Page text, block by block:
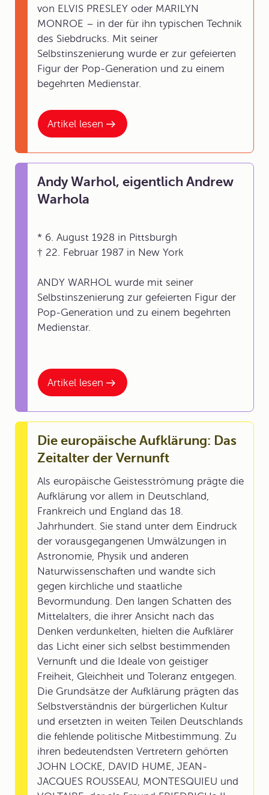
Artikel lesen
von ELVIS PRESLEY oder MARILYN
MONROE – in der für ihn typischen Technik
des Siebdrucks. Mit seiner
Selbstinszenierung wurde er zur gefeierten
Figur der Pop-Generation und zu einem
begehrten Medienstar.
Artikel lesen
Andy Warhol, eigentlich Andrew
Warhola
* 6. August 1928 in Pittsburgh
† 22. Februar 1987 in New York
ANDY WARHOL wurde mit seiner
Selbstinszenierung zur gefeierten Figur der
Pop-Generation und zu einem begehrten
Medienstar.
Die europäische Aufklärung: Das
Zeitalter der Vernunft
Als europäische Geistesströmung prägte die
Aufklärung vor allem in Deutschland,
Frankreich und England das 18.
Jahrhundert. Sie stand unter dem Eindruck
der vorausgegangenen Umwälzungen in
Astronomie, Physik und anderen
Naturwissenschaften und wandte sich
gegen kirchliche und staatliche
Bevormundung. Den langen Schatten des
Mittelalters, die ihrer Ansicht nach das
Denken verdunkelten, hielten die Aufklärer
das Licht einer sich selbst bestimmenden
Vernunft und die Ideale von geistiger
Freiheit, Gleichheit und Toleranz entgegen.
Die Grundsätze der Aufklärung prägten das
Selbstverständnis der bürgerlichen Kultur
und ersetzten in weiten Teilen Deutschlands
die fehlende politische Mitbestimmung. Zu
ihren bedeutendsten Vertretern gehörten
JOHN LOCKE, DAVID HUME, JEAN-
JACQUES ROUSSEAU, MONTESQUIEU und